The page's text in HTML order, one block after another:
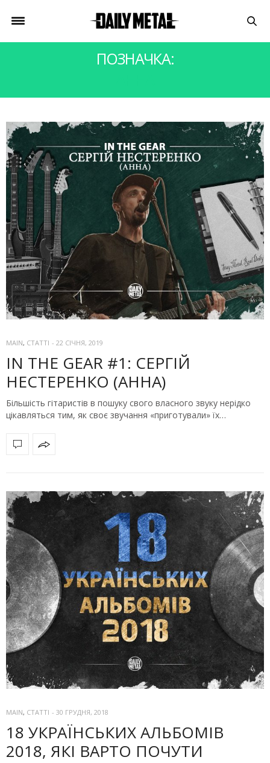
ПОЗНАЧКА:
MAIN, СТАТТІ - 22 СІЧНЯ, 2019
IN THE GEAR #1: СЕРГІЙ
НЕСТЕРЕНКО (АННА)
Більшість гітаристів в пошуку свого власного звуку нерідко
цікавляться тим, як своє звучання «приготували» їх…
MAIN, СТАТТІ - 30 ГРУДНЯ, 2018
18 УКРАЇНСЬКИХ АЛЬБОМІВ
2018, ЯКІ ВАРТО ПОЧУТИ